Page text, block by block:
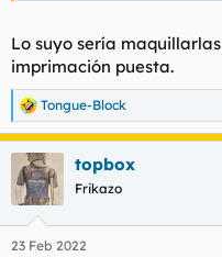
Lo suyo sería
imprimación puesta.
R
e
a
c
c
i
e
Tongue-Block
topbox
Frikazo
23 Feb 2022